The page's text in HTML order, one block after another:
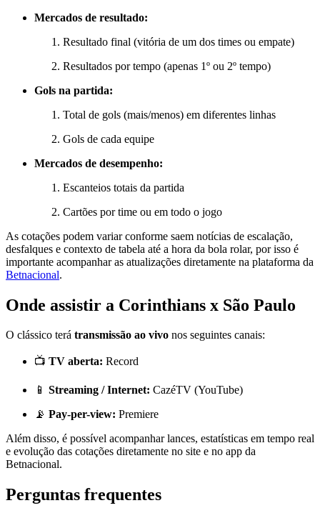
Mercados de resultado:
Resultado final (vitória de um dos times ou empate)
Resultados por tempo (apenas 1º ou 2º tempo)
Gols na partida:
Total de gols (mais/menos) em diferentes linhas
Gols de cada equipe
Mercados de desempenho:
Escanteios totais da partida
Cartões por time ou em todo o jogo
As cotações podem variar conforme saem notícias de escalação,
desfalques e contexto de tabela até a hora da bola rolar, por isso é
importante acompanhar as atualizações diretamente na plataforma da
Betnacional.
Onde assistir a Corinthians x São Paulo
O clássico terá transmissão ao vivo nos seguintes canais:
📺 TV aberta: Record
📱 Streaming / Internet: CazéTV (YouTube)
📡 Pay-per-view: Premiere
Além disso, é possível acompanhar lances, estatísticas em tempo real
e evolução das cotações diretamente no site e no app da
Betnacional.
Perguntas frequentes